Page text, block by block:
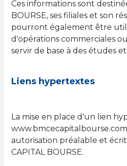
Ces informations sont
BOURSE, ses filiales et son
pourront également être
d'opérations commerciales
servir de base à des études et
Liens hypertextes
La mise en place d'un lien
autorisation préalable et
CAPITAL BOURSE.